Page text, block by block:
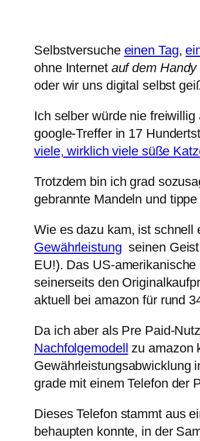
Selbstversuche einen Tag,
ohne Internet auf dem Handy
oder wir uns digital selbst
Ich selber würde nie
google-Treffer in 17
viele, wirklich viele süße
Trotzdem bin ich grad
gebrannte Mandeln und
Wie es dazu kam, ist schnell
Gewährleistung seinen
EU!). Das US-
seinerseits den
aktuell bei amazon für rund
Da ich aber als Pre Paid-
Nachfolgemodell zu amazon
Gewährleistungsabwicklung
grade mit einem Telefon der
Dieses Telefon stammt aus
behaupten konnte, in der